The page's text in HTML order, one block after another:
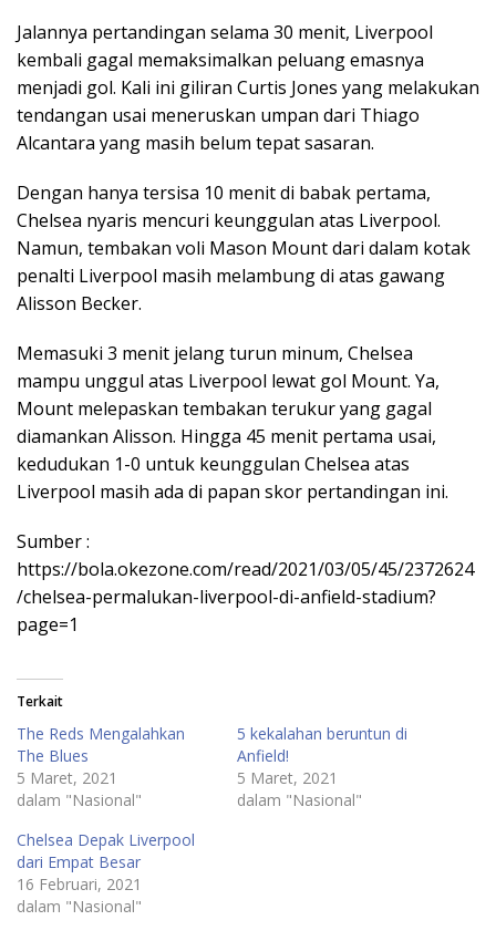
Jalannya pertandingan selama 30 menit, Liverpool
kembali gagal memaksimalkan peluang emasnya
menjadi gol. Kali ini giliran Curtis Jones yang melakukan
tendangan usai meneruskan umpan dari Thiago
Alcantara yang masih belum tepat sasaran.
Dengan hanya tersisa 10 menit di babak pertama,
Chelsea nyaris mencuri keunggulan atas Liverpool.
Namun, tembakan voli Mason Mount dari dalam kotak
penalti Liverpool masih melambung di atas gawang
Alisson Becker.
Memasuki 3 menit jelang turun minum, Chelsea
mampu unggul atas Liverpool lewat gol Mount. Ya,
Mount melepaskan tembakan terukur yang gagal
diamankan Alisson. Hingga 45 menit pertama usai,
kedudukan 1-0 untuk keunggulan Chelsea atas
Liverpool masih ada di papan skor pertandingan ini.
Sumber :
https://bola.okezone.com/read/2021/03/05/45/2372624
/chelsea-permalukan-liverpool-di-anfield-stadium?
page=1
Terkait
The Reds Mengalahkan
The Blues
5 Maret, 2021
dalam "Nasional"
5 kekalahan beruntun di
Anfield!
5 Maret, 2021
dalam "Nasional"
Chelsea Depak Liverpool
dari Empat Besar
16 Februari, 2021
dalam "Nasional"